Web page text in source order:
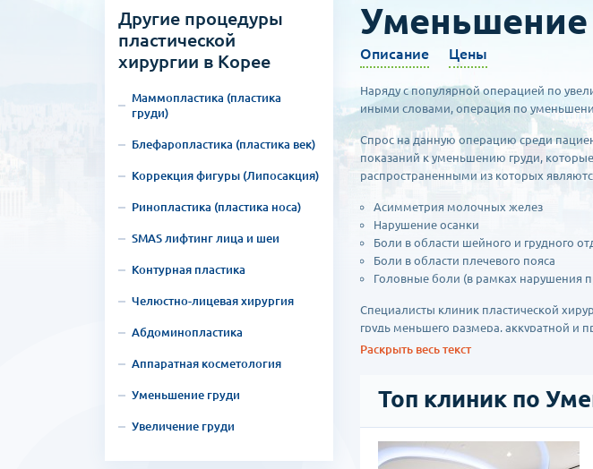
Другие процедуры
пластической
хирургии в Корее
Маммопластика (пластика
груди)
Блефаропластика (пластика век)
Коррекция фигуры (Липосакция)
Ринопластика (пластика носа)
SMAS лифтинг лица и шеи
Контурная пластика
Челюстно-лицевая хирургия
Абдоминопластика
Аппаратная косметология
Уменьшение груди
Увеличение груди
Уменьшение
Описание Цены
Наряду с популярной операцией по
иными словами, операция по
Спрос на данную операцию среди
показаний к уменьшению груди,
распространенными из которых
Асимметрия молочных желез
Нарушение осанки
Боли в области шейного и грудного
Боли в области плечевого пояса
Головные боли (в рамках нарушения
Специалисты клиник пластической
грудь меньшего размера, аккуратной и
исходя именно из Вашего телосложения.
Липосакция – подходит в случае
развитости тканей, а также в
шрамов и позволяет быстро
препятствует последующему
Раскрыть весь текст
Топ клиник по